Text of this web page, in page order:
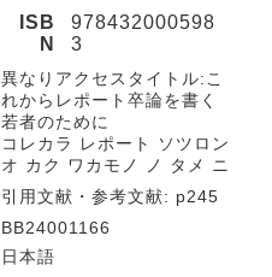
ISB
N
978432000598
3
異なりアクセスタイトル:こ
れからレポート卒論を書く
若者のために
コレカラ レポート ソツロン
オ カク ワカモノ ノ タメ ニ
引用文献・参考文献: p245
BB24001166
日本語